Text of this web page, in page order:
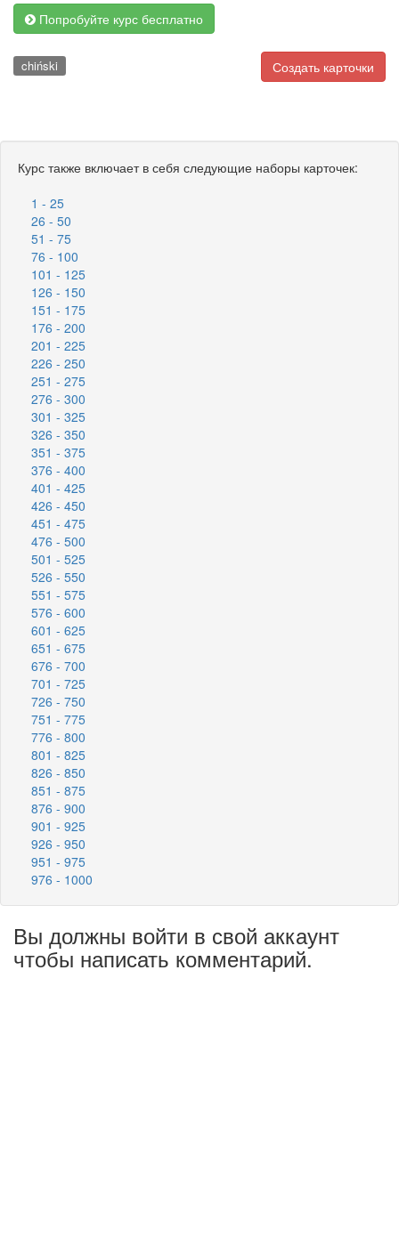
Попробуйте курс бесплатно
Создать карточки
chiński
Курс также включает в себя следующие наборы карточек:
1 - 25
26 - 50
51 - 75
76 - 100
101 - 125
126 - 150
151 - 175
176 - 200
201 - 225
226 - 250
251 - 275
276 - 300
301 - 325
326 - 350
351 - 375
376 - 400
401 - 425
426 - 450
451 - 475
476 - 500
501 - 525
526 - 550
551 - 575
576 - 600
601 - 625
651 - 675
676 - 700
701 - 725
726 - 750
751 - 775
776 - 800
801 - 825
826 - 850
851 - 875
876 - 900
901 - 925
926 - 950
951 - 975
976 - 1000
Вы должны войти в свой аккаунт
чтобы написать комментарий.